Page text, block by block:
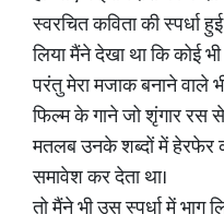
स्वरचित कविता की स्पर्धा
लिया मैंने देखा था कि कोई
परंतु मेरा मजाक बनाने
फिल्म के गाने जो शृंगार रस
मतलब उनके शब्दों में हेरफेर
समावेश कर देता था।